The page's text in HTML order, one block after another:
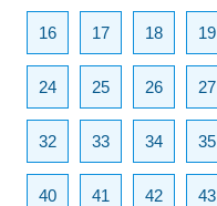
16 17 18 19
24 25 26 27
32 33 34 35
40 41 42 43